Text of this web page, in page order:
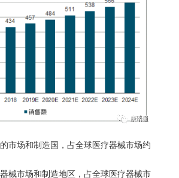
市场和制造国，占全球医疗器械市场约
械市场和制造地区，占全球医疗器械市